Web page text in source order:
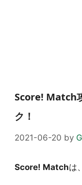
Score! Match
ク！
2021-06-20 by
Score! Matchは、